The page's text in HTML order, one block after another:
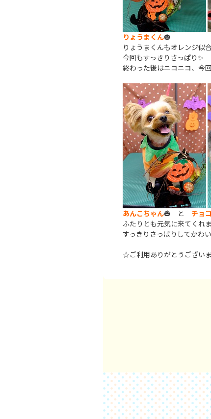
りょうまくん🎃
りょうまくんもオレンジ似
今回もすっきりさっぱり✨
終わった後はニコニコ、今
あんこちゃん🎃 と チョ
ふたりとも元気に来てくれ
すっきりさっぱりしてかわ
☆ご利用ありがとうござい